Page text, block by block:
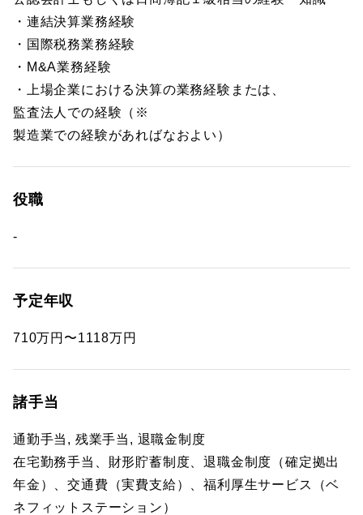
・連結決算業務経験
・国際税務業務経験
・M&A業務経験
・上場企業における決算の業務経験または、
監査法人での経験（※
製造業での経験があればなおよい）
役職
-
予定年収
710万円〜1118万円
諸手当
通勤手当, 残業手当, 退職金制度
在宅勤務手当、財形貯蓄制度、退職金制度（確定拠出
年金）、交通費（実費支給）、福利厚生サービス（ベ
ネフィットステーション）